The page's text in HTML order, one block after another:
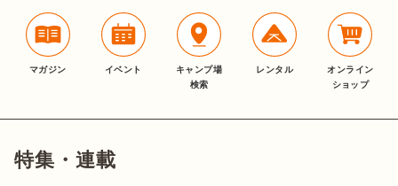
マガジン イベント
キャンプ場
検索
レンタル
オンライン
ショップ
特集・連載